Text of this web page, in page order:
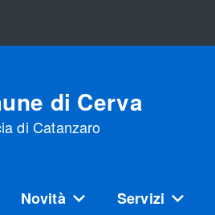
di Cerva
di Catanzaro
Novità Servizi